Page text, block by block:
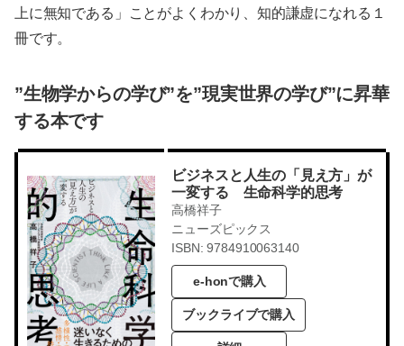
上に無知である」ことがよくわかり、知的謙虚になれる１
冊です。
”生物学からの学び”を”現実世界の学び”に昇華
する本です
ビジネスと人生の「見え方」が
一変する 生命科学的思考
高橋祥子
ニューズピックス
ISBN: 9784910063140
e-honで購入
ブックライブで購入